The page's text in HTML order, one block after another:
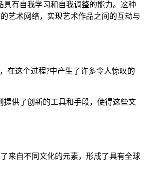
有自我学习和自我调整的能力。这种
艺术网络，实现艺术作品之间的互动与
在这个过程?中产生了许多令人惊叹的
供了创新的工具和手段，使得这些文
来自不同文化的元素，形成了具有全球